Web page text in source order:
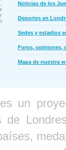
Noticias de los
Deportes en
Sedes y estadios
Foros, opiniones,
Mapa de nuestra
un
de